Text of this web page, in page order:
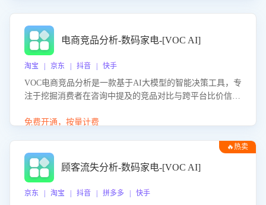
电商竞品分析-数码家电-[VOC AI]
淘宝 | 京东 | 抖音 | 快手
VOC电商竞品分析是一款基于AI大模型的智能决策工具，专
注于挖掘消费者在咨询中提及的竞品对比与跨平台比价信
商品信息，进行多维度交叉对比，并分析消费者的比价行
企业优化营销话术、突出产品与服务优势，有效提升咨询转
化率，避免陷入单纯价格竞争，实现精准扬长避短。
免费开通，按量计费
🔥热卖
顾客流失分析-数码家电-[VOC AI]
京东 | 淘宝 | 抖音 | 拼多多 | 快手